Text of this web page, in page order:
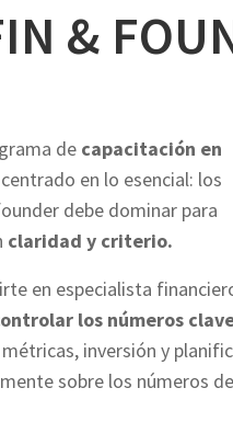
&
de capacitación en
en lo esencial: los
debe dominar para
claridad y criterio.
en especialista fin
los números
inversión y
sobre los números